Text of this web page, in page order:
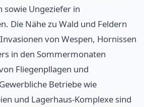
sowie Ungeziefer in
Die Nähe zu Wald und Feldern
von Wespen, Hornissen
in den Sommermonaten
Fliegenpllagen und
Betriebe wie
und Lagerhaus-Komplexe sind